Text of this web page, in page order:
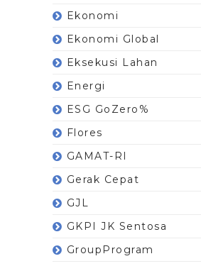
Ekonomi
Ekonomi Global
Eksekusi Lahan
Energi
ESG GoZero%
Flores
GAMAT-RI
Gerak Cepat
GJL
GKPI JK Sentosa
GroupProgram